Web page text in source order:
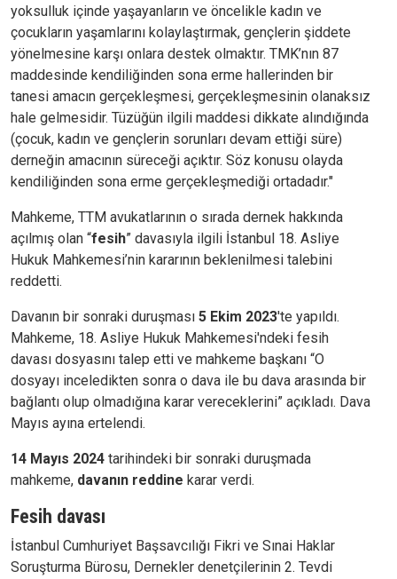
yoksulluk içinde yaşayanların ve öncelikle kadın ve
çocukların yaşamlarını kolaylaştırmak, gençlerin şiddete
yönelmesine karşı onlara destek olmaktır. TMK’nın 87
maddesinde kendiliğinden sona erme hallerinden bir
tanesi amacın gerçekleşmesi, gerçekleşmesinin olanaksız
hale gelmesidir. Tüzüğün ilgili maddesi dikkate alındığında
(çocuk, kadın ve gençlerin sorunları devam ettiği süre)
derneğin amacının süreceği açıktır. Söz konusu olayda
kendiliğinden sona erme gerçekleşmediği ortadadır."
Mahkeme, TTM avukatlarının o sırada dernek hakkında
açılmış olan “fesih” davasıyla ilgili İstanbul 18. Asliye
Hukuk Mahkemesi’nin kararının beklenilmesi talebini
reddetti.
Davanın bir sonraki duruşması 5 Ekim 2023'te yapıldı.
Mahkeme, 18. Asliye Hukuk Mahkemesi'ndeki fesih
davası dosyasını talep etti ve mahkeme başkanı “O
dosyayı inceledikten sonra o dava ile bu dava arasında bir
bağlantı olup olmadığına karar vereceklerini” açıkladı. Dava
Mayıs ayına ertelendi.
14 Mayıs 2024 tarihindeki bir sonraki duruşmada
mahkeme, davanın reddine karar verdi.
Fesih davası
İstanbul Cumhuriyet Başsavcılığı Fikri ve Sınai Haklar
Soruşturma Bürosu, Dernekler denetçilerinin 2. Tevdi